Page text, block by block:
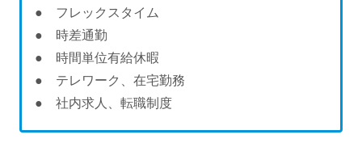
● フレックスタイム
● 時差通勤
● 時間単位有給休暇
● テレワーク、在宅勤務
● 社内求人、転職制度